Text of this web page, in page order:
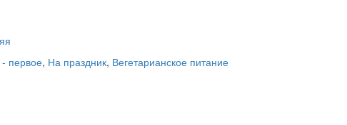
первое, На праздник, Вегетарианское питание